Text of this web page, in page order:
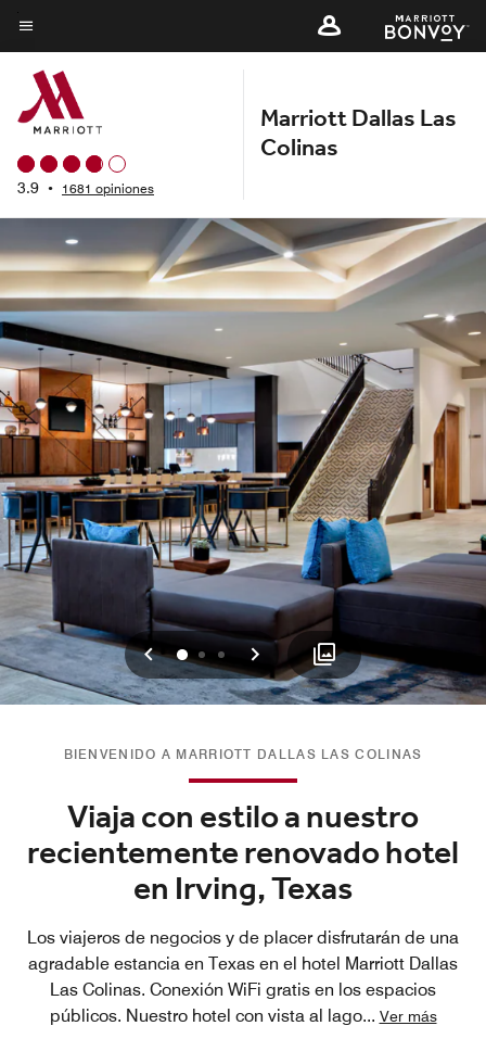
Skip
to
main
content
Texto del menú
3.9 • 1681 opiniones
Marriott Dallas Las
Colinas
Anterior
01 2 Siguiente
BIENVENIDO A MARRIOTT DALLAS LAS COLINAS
Viaja con estilo a nuestro
recientemente renovado hotel
en Irving, Texas
Los viajeros de negocios y de placer disfrutarán de una
agradable estancia en Texas en el hotel Marriott Dallas
Las Colinas. Conexión WiFi gratis en los espacios
públicos. Nuestro hotel con vista al lago... Ver más